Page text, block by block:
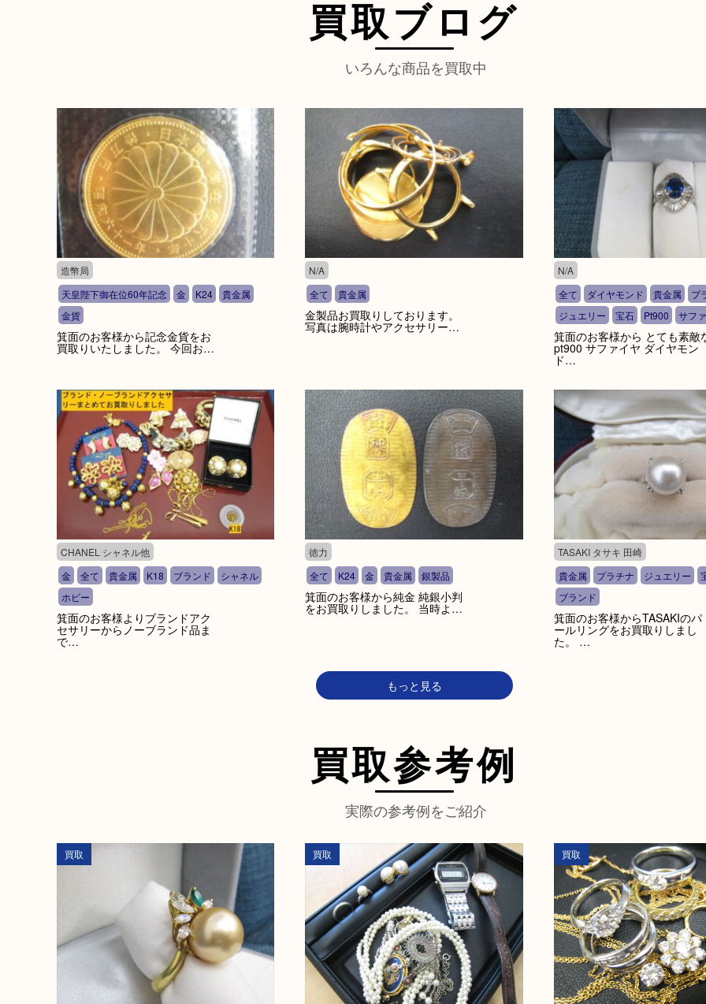
買取ブログ
いろんな商品を買取中
造幣局
天皇陛下御在位60年記念
金 K24
貴金属
金貨
箕面のお客様から記念金貨をお
買取りいたしました。 今回お…
N/A
全て
貴金属
金製品お買取りしております。
写真は腕時計やアクセサリー…
N/A
全て
ダイヤモンド 貴金属
プ
ジュエリー
宝石 Pt900 サフ
箕面のお客様から とても素敵
pt900 サファイヤ ダイヤモン
ド…
CHANEL シャネル他
金
全て 貴金属 K18 ブランド
シャネル
ホビー
箕面のお客様よりブランドアク
セサリーからノーブランド品ま
で…
徳力
全て
K24 金 貴金属 銀製品
箕面のお客様から純金 純銀小判
をお買取りしました。 当時よ…
TASAKI タサキ 田崎
貴金属
プラチナ ジュエリー
ブランド
箕面のお客様からTASAKIのパ
ールリングをお買取りしまし
た。 …
もっと見る
買取参考例
実際の参考例をご紹介
買取 買取 買取